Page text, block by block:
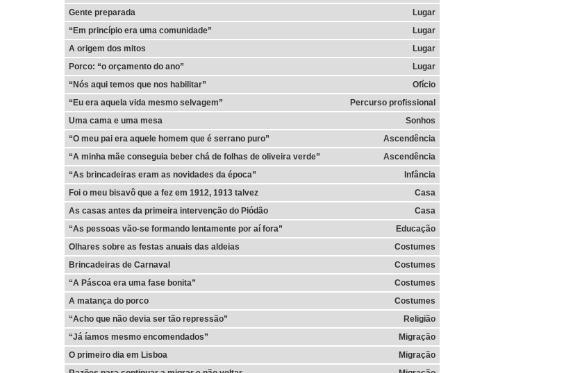
Gente preparada
Lugar
“Em princípio era uma comunidade”
Lugar
A origem dos mitos
Lugar
Porco: “o orçamento do ano”
Lugar
“Nós aqui temos que nos habilitar”
Ofício
“Eu era aquela vida mesmo selvagem”
Percurso profissional
Uma cama e uma mesa
Sonhos
“O meu pai era aquele homem que é serrano puro”
Ascendência
“A minha mãe conseguia beber chá de folhas de oliveira verde”
Ascendência
“As brincadeiras eram as novidades da época”
Infância
Foi o meu bisavô que a fez em 1912, 1913 talvez
Casa
As casas antes da primeira intervenção do Piódão
Casa
“As pessoas vão-se formando lentamente por aí fora”
Educação
Olhares sobre as festas anuais das aldeias
Costumes
Brincadeiras de Carnaval
Costumes
“A Páscoa era uma fase bonita”
Costumes
A matança do porco
Costumes
“Acho que não devia ser tão repressão”
Religião
“Já íamos mesmo encomendados”
Migração
O primeiro dia em Lisboa
Migração